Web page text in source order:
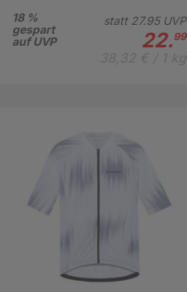
18 %
gespart
auf UVP
statt 27.95UVP
22.99